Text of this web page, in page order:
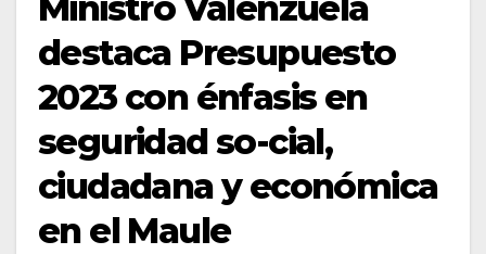
Ministro Valenzuela
destaca Presupuesto
2023 con énfasis en
seguridad so-cial,
ciudadana y económica
en el Maule